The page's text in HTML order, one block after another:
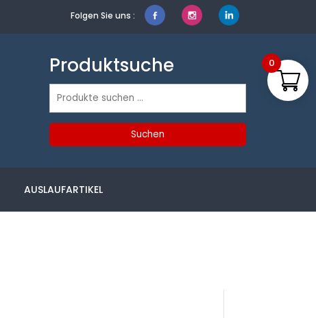
Folgen Sie uns :
Produktsuche
Suchen
Suchen
AUSLAUFARTIKEL
0